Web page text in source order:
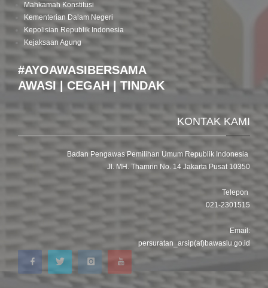
Mahkamah Konstitusi
Kementerian Dalam Negeri
Kepolisian Republik Indonesia
Kejaksaan Agung
#AYOAWASIBERSAMA
AWASI | CEGAH | TINDAK
KONTAK KAMI
Badan Pengawas Pemilihan Umum Republik Indonesia
Jl. MH. Thamrin No. 14 Jakarta Pusat 10350
Telepon
021-2301515
Email:
persuratan_arsip(at)bawaslu.go.id